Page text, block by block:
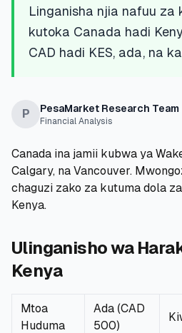
📱 Mikopo ya Simu
🏦Akaunti za Akiba
🛠️ ZANA NA RASILIMALI
🌍Tuma Pesa
🏦
🧮Vikokotoo
Linganisha njia nafuu za
kutoka Canada hadi
CAD hadi KES, ada, na
P PesaMarket Research Team
Financial Analysis
Canada ina jamii kubwa ya
Calgary, na Vancouver.
chaguzi zako za kutuma dola
Kenya.
Ulinganisho wa
Kenya
Mtoa
Huduma
Ada (CAD
500)